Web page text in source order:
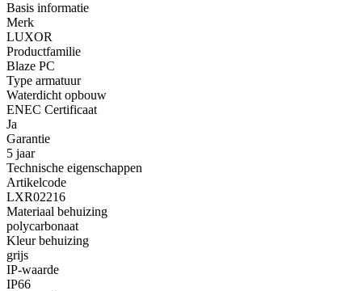
Basis informatie
Merk
LUXOR
Productfamilie
Blaze PC
Type armatuur
Waterdicht opbouw
ENEC Certificaat
Ja
Garantie
5 jaar
Technische eigenschappen
Artikelcode
LXR02216
Materiaal behuizing
polycarbonaat
Kleur behuizing
grijs
IP-waarde
IP66